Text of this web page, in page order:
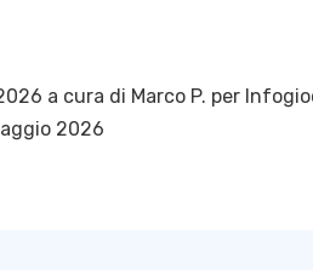
a cura di Marco P. per
2026